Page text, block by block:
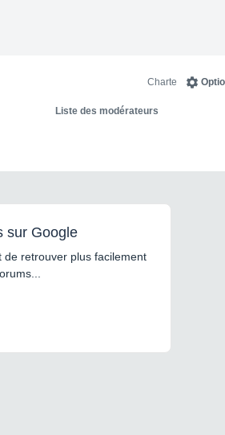
Charte
Liste des modérateurs
sur Google
de retrouver plus facilement